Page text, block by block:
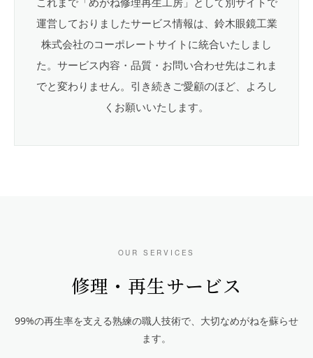
運営しておりましたサービス情報は、鈴木眼鏡工業
株式会社のコーポレートサイトに統合いたしまし
た。サービス内容・品質・お問い合わせ先はこれま
でと変わりません。引き続きご愛顧のほど、よろし
くお願いいたします。
OUR SERVICES
修理・再生サービス
99%の再生率を支える熟練の職人技術で、大切なめがねを蘇らせ
ます。